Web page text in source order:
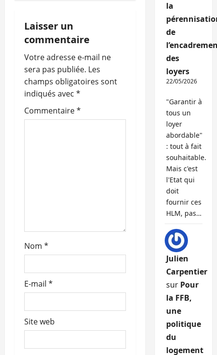
t
i
o
n
d
’
l
Laisser un
commentaire
Votre adresse e-mail ne
sera pas publiée. Les
champs obligatoires sont
indiqués avec *
Commentaire*
Nom *
E-mail *
Site web
la
de
des
loyers
22/05/2026
"Garantir à
tous un
loyer
abordable"
: tout à fait
souhaitable.
Mais c'est
l'Etat qui
doit
fournir ces
HLM, pas…
Julien
Carpentier
sur Pour
la FFB,
une
politique
du
logement